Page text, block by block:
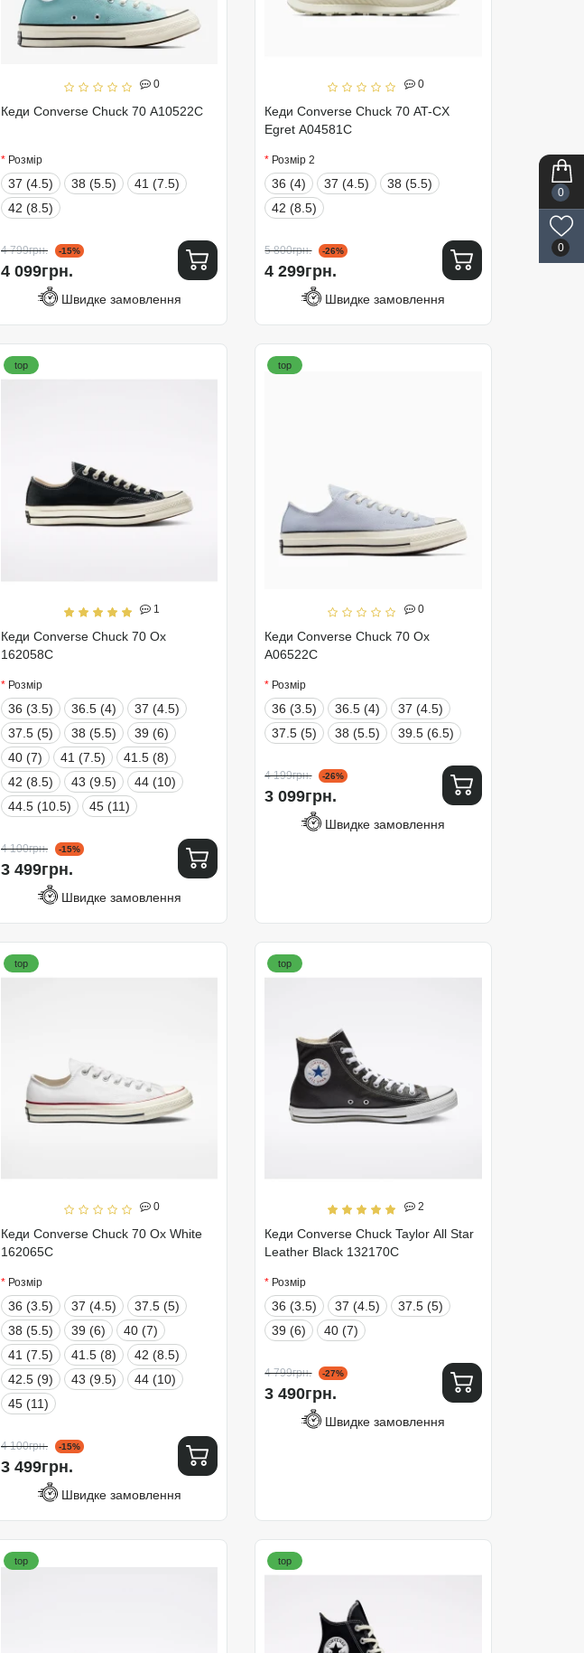
0
0
0
Кеди Converse Chuck 70 A10522C
Розмір
37 (4.5) 38 (5.5)
41 (7.5)
42 (8.5)
4 799грн. -15%
4 099грн.
Швидке замовлення
0
Кеди Converse Chuck 70 AT-CX
Egret A04581C
Розмір 2
36 (4) 37 (4.5)
38 (5.5)
42 (8.5)
5 800грн. -26%
4 299грн.
Швидке замовлення
1
Кеди Converse Chuck 70 Ox
162058C
top
Розмір
36 (3.5) 36.5 (4)
37 (4.5)
37.5 (5)
38 (5.5)
39 (6)
40 (7)
41 (7.5)
41.5 (8)
42 (8.5)
43 (9.5)
44 (10)
44.5 (10.5)
45 (11)
4 100грн. -15%
3 499грн.
Швидке замовлення
0
Кеди Converse Chuck 70 Ox
A06522C
top
Розмір
36 (3.5) 36.5 (4)
37 (4.5)
37.5 (5)
38 (5.5) 39.5 (6.5)
4 199грн. -26%
3 099грн.
Швидке замовлення
0
Кеди Converse Chuck 70 Ox White
162065C
top
Розмір
36 (3.5) 37 (4.5)
37.5 (5)
38 (5.5)
39 (6)
40 (7)
41 (7.5)
41.5 (8)
42 (8.5)
42.5 (9)
43 (9.5)
44 (10)
45 (11)
4 100грн. -15%
3 499грн.
Швидке замовлення
2
Кеди Converse Chuck Taylor All Star
Leather Black 132170C
top
Розмір
36 (3.5) 37 (4.5)
37.5 (5)
39 (6)
40 (7)
4 799грн. -27%
3 490грн.
Швидке замовлення
top top